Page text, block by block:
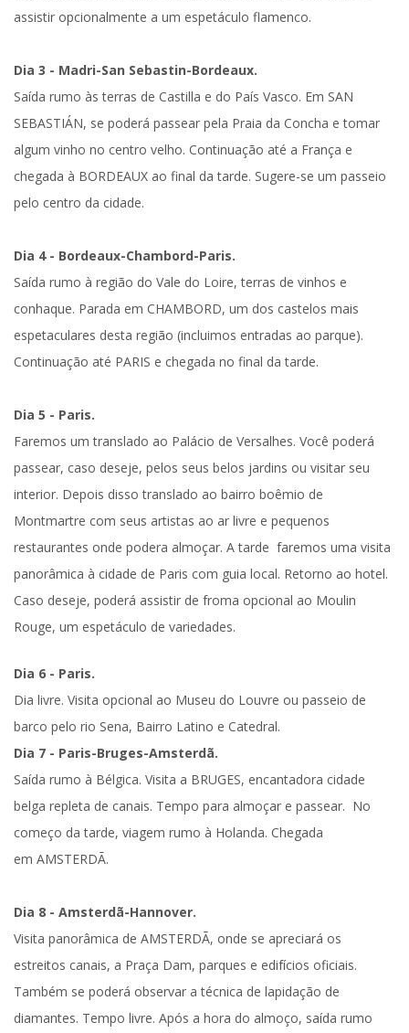
assistir opcionalmente a um espetáculo flamenco.
Dia 3 - Madri-San Sebastin-Bordeaux.
Saída rumo às terras de Castilla e do País Vasco. Em SAN
SEBASTIÁN, se poderá passear pela Praia da Concha e tomar
algum vinho no centro velho. Continuação até a França e
chegada à BORDEAUX ao final da tarde. Sugere-se um passeio
pelo centro da cidade.
Dia 4 - Bordeaux-Chambord-Paris.
Saída rumo à região do Vale do Loire, terras de vinhos e
conhaque. Parada em CHAMBORD, um dos castelos mais
espetaculares desta região (incluimos entradas ao parque).
Continuação até PARIS e chegada no final da tarde.
Dia 5 - Paris.
Faremos umtranslado ao Palácio de Versalhes. Você poderá
passear, caso deseje, pelos seus belos jardins ou visitar seu
interior. Depois disso translado ao bairro boêmio de
Montmartre com seus artistas ao ar livre e pequenos
restaurantes onde podera almoçar. A tarde faremos uma visita
panorâmica à cidade de Paris com guia local. Retorno ao hotel.
Caso deseje, poderá assistir de froma opcional ao Moulin
Rouge, um espetáculo de variedades.
Dia 6 - Paris.
Dia livre. Visita opcional ao Museu do Louvre ou passeio de
barco pelo rio Sena, Bairro Latino e Catedral.
Dia 7 - Paris-Bruges-Amsterdã.
Saída rumo à Bélgica. Visita a BRUGES, encantadora cidade
belga repleta de canais. Tempo para almoçar e passear. No
começo da tarde, viagem rumo à Holanda. Chegada
em AMSTERDÃ.
Dia 8 - Amsterdã-Hannover.
Visita panorâmica de AMSTERDÃ, onde se apreciará os
estreitos canais, a Praça Dam, parques e edifícios oficiais.
Também se poderá observar a técnica de lapidação de
diamantes. Tempo livre. Após a hora do almoço, saída rumo